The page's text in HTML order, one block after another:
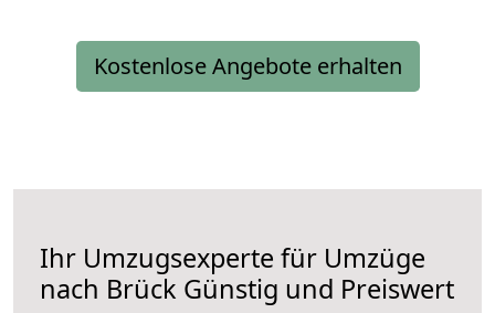
Kostenlose Angebote erhalten
Ihr Umzugsexperte für Umzüge
nach Brück Günstig und Preiswert